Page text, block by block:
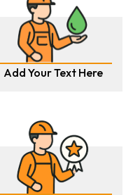
Add Your Text Here